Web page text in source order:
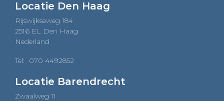
Locatie Den Haag
Rijswijkseweg 184
2516 EL Den Haag
Nederland
Tel: 070 4492852
Locatie Barendrecht
Zwaalweg 11